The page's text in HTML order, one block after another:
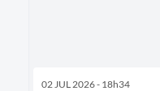
02 JUL 2026 - 18h34